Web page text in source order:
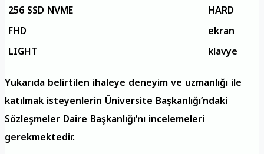
256 SSD NVME
HARD
FHD
ekran
LIGHT
klavye
Yukarıda belirtilen ihaleye deneyim ve uzmanlığı ile
katılmak isteyenlerin Üniversite Başkanlığı’ndaki
Sözleşmeler Daire Başkanlığı’nı incelemeleri
gerekmektedir.